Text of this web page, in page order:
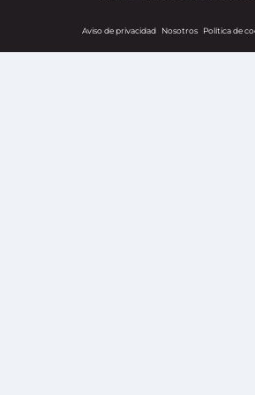
Aviso de privacidad Nosotros Política de